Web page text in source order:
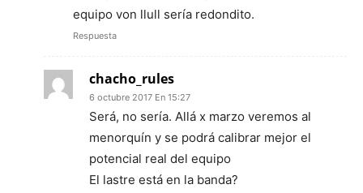
equipo von llull sería redondito.
Respuesta
chacho_rules
6 octubre 2017 En 15:27
Será, no sería. Allá x marzo veremos al
menorquín y se podrá calibrar mejor el
potencial real del equipo
El lastre está en la banda?